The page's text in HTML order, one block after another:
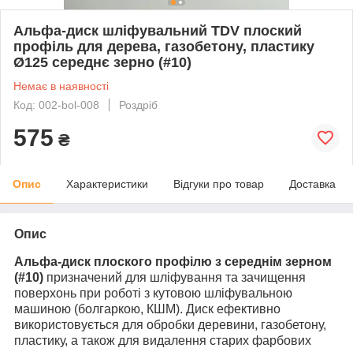
Альфа-диск шліфувальний TDV плоский
профіль для дерева, газобетону, пластику
Ø125 середнє зерно (#10)
Немає в наявності
Код: 002-bol-008
Роздріб
575 ₴
Опис Характеристики Відгуки про товар Доставка
Опис
Альфа-диск плоского профілю з середнім зерном
(#10) призначений для шліфування та зачищення
поверхонь при роботі з кутовою шліфувальною
машиною (болгаркою, КШМ). Диск ефективно
використовується для обробки деревини, газобетону,
пластику, а також для видалення старих фарбових